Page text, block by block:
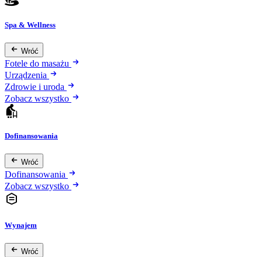
Spa & Wellness
Wróć
Fotele do masażu
Urządzenia
Zdrowie i uroda
Zobacz wszystko
Dofinansowania
Wróć
Dofinansowania
Zobacz wszystko
Wynajem
Wróć